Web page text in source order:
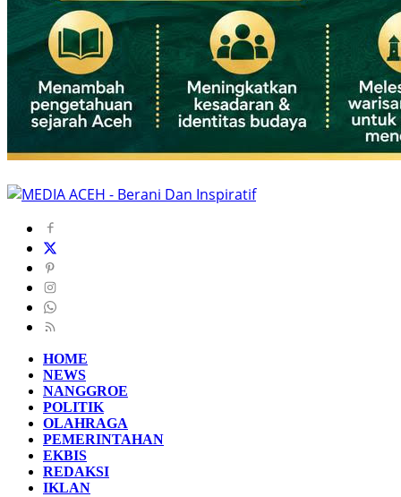
HOME
NEWS
NANGGROE
POLITIK
OLAHRAGA
PEMERINTAHAN
EKBIS
REDAKSI
IKLAN